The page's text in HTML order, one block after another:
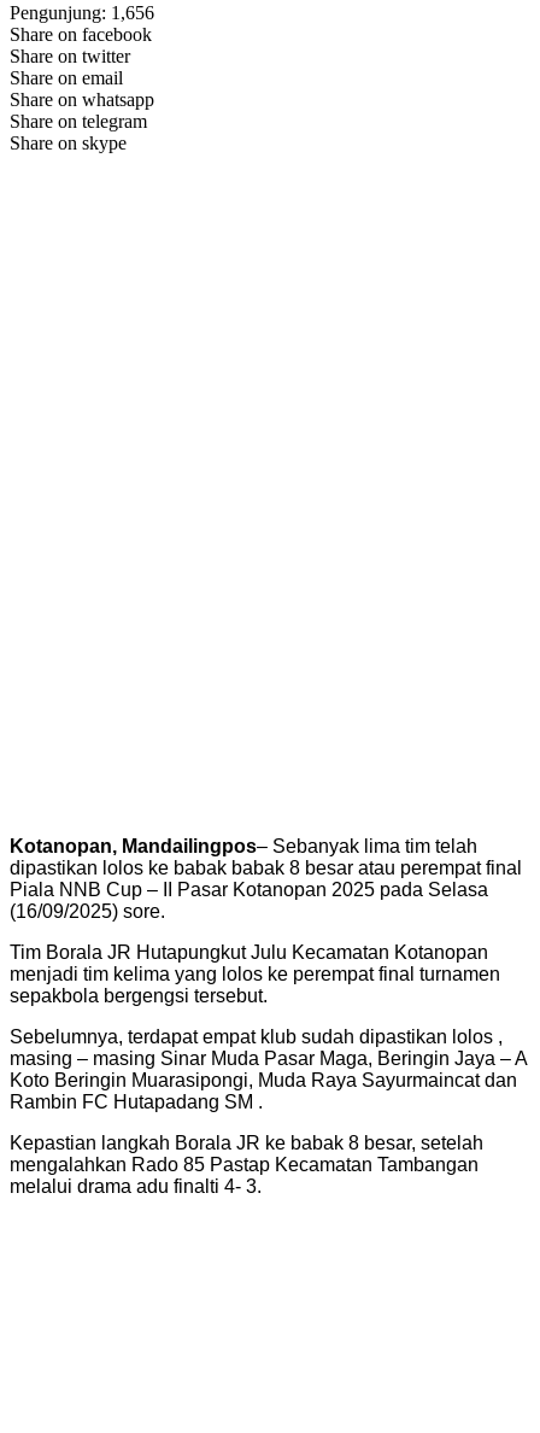
Pengunjung: 1,656
Share on facebook
Share on twitter
Share on email
Share on whatsapp
Share on telegram
Share on skype
Kotanopan, Mandailingpos– Sebanyak lima tim telah
dipastikan lolos ke babak babak 8 besar atau perempat final
Piala NNB Cup – II Pasar Kotanopan 2025 pada Selasa
(16/09/2025) sore.
Tim Borala JR Hutapungkut Julu Kecamatan Kotanopan
menjadi tim kelima yang lolos ke perempat final turnamen
sepakbola bergengsi tersebut.
Sebelumnya, terdapat empat klub sudah dipastikan lolos ,
masing – masing Sinar Muda Pasar Maga, Beringin Jaya – A
Koto Beringin Muarasipongi, Muda Raya Sayurmaincat dan
Rambin FC Hutapadang SM .
Kepastian langkah Borala JR ke babak 8 besar, setelah
mengalahkan Rado 85 Pastap Kecamatan Tambangan
melalui drama adu finalti 4- 3.